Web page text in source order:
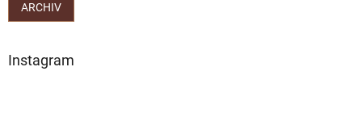
ARCHIV
Instagram